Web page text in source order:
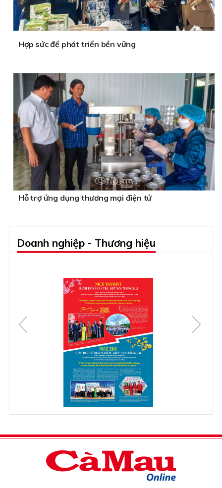
Hợp sức để phát triển bền vững
Hỗ trợ ứng dụng thương mại điện tử
Doanh nghiệp - Thương hiệu